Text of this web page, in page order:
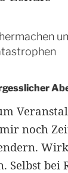
noch
Selbst bei